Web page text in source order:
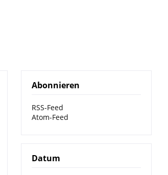
Abonnieren
RSS-Feed
Atom-Feed
Datum